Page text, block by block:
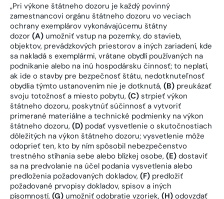
„Pri výkone štátneho dozoru je každý povinný
zamestnancovi orgánu štátneho dozoru vo veciach
ochrany exemplárov vykonávajúcemu štátny
dozor (A) umožniť vstup na pozemky, do stavieb,
objektov, prevádzkových priestorov a iných zariadení, kde
sa nakladá s exemplármi, vrátane obydlí používaných na
podnikanie alebo na inú hospodársku činnosť; to neplatí,
ak ide o stavby pre bezpečnosť štátu, nedotknuteľnosť
obydlia týmto ustanovením nie je dotknutá, (B) preukázať
svoju totožnosť a miesto pobytu, (C) strpieť výkon
štátneho dozoru, poskytnúť súčinnosť a vytvoriť
primerané materiálne a technické podmienky na výkon
štátneho dozoru, (D) podať vysvetlenie o skutočnostiach
dôležitých na výkon štátneho dozoru; vysvetlenie môže
odoprieť ten, kto by ním spôsobil nebezpečenstvo
trestného stíhania sebe alebo blízkej osobe, (E) dostaviť
sa na predvolanie na účel podania vysvetlenia alebo
predloženia požadovaných dokladov, (F) predložiť
požadované prvopisy dokladov, spisov a iných
písomností, (G) umožniť odobratie vzoriek, (H) odovzdať